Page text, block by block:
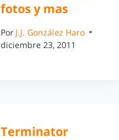
fotos y mas
Por J.J. González Haro
diciembre 23, 2011
Terminator